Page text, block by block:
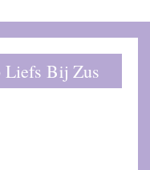
Liefs Bij Zus